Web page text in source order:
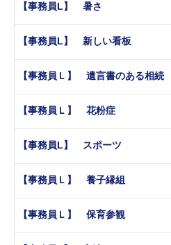
【事務員L】 暑さ
【事務員L】 新しい看板
【事務員Ｌ】 遺言書のある相続
【事務員Ｌ】 花粉症
【事務員L】 スポーツ
【事務員Ｌ】 養子縁組
【事務員Ｌ】 保育参観